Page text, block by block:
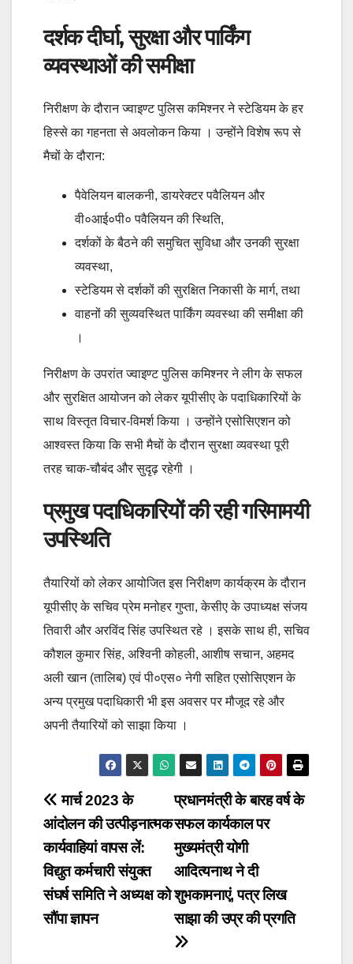
दर्शक दीर्घा, सुरक्षा और पार्किंग
व्यवस्थाओं की समीक्षा
निरीक्षण के दौरान ज्वाइण्ट पुलिस कमिश्नर ने स्टेडियम के हर
हिस्से का गहनता से अवलोकन किया । उन्होंने विशेष रूप से
मैचों के दौरान:
पैवेलियन बालकनी, डायरेक्टर पवैलियन और
वी०आई०पी० पवैलियन की स्थिति,
दर्शकों के बैठने की समुचित सुविधा और उनकी सुरक्षा
व्यवस्था,
स्टेडियम से दर्शकों की सुरक्षित निकासी के मार्ग, तथा
वाहनों की सुव्यवस्थित पार्किंग व्यवस्था की समीक्षा की
।
निरीक्षण के उपरांत ज्वाइण्ट पुलिस कमिश्नर ने लीग के सफल
और सुरक्षित आयोजन को लेकर यूपीसीए के पदाधिकारियों के
साथ विस्तृत विचार-विमर्श किया । उन्होंने एसोसिएशन को
आश्वस्त किया कि सभी मैचों के दौरान सुरक्षा व्यवस्था पूरी
तरह चाक-चौबंद और सुदृढ़ रहेगी ।
प्रमुख पदाधिकारियों की रही गरिमामयी
उपस्थिति
तैयारियों को लेकर आयोजित इस निरीक्षण कार्यक्रम के दौरान
यूपीसीए के सचिव प्रेम मनोहर गुप्ता, केसीए के उपाध्यक्ष संजय
तिवारी और अरविंद सिंह उपस्थित रहे । इसके साथ ही, सचिव
कौशल कुमार सिंह, अश्विनी कोहली, आशीष सचान, अहमद
अली खान (तालिब) एवं पी०एस० नेगी सहित एसोसिएशन के
अन्य प्रमुख पदाधिकारी भी इस अवसर पर मौजूद रहे और
अपनी तैयारियों को साझा किया ।
Post
navigation
प्रधानमंत्री के बारह वर्ष के
सफल कार्यकाल पर
मुख्यमंत्री योगी
आदित्यनाथ ने दी
शुभकामनाएं, पत्र लिख
साझा की उप्र की प्रगति
मार्च 2023 के
आंदोलन की उत्पीड़नात्मक
कार्यवाहियां वापस लें:
विद्युत कर्मचारी संयुक्त
संघर्ष समिति ने अध्यक्ष को
सौंपा ज्ञापन